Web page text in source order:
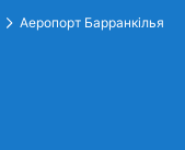
Аеропорт Барранкілья